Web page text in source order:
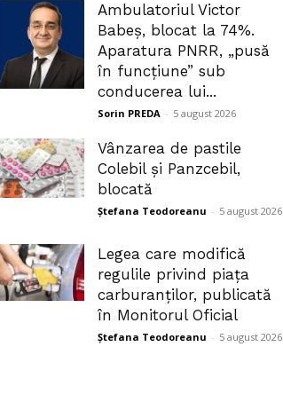
Ambulatoriul Victor
Babeș, blocat la 74%.
Aparatura PNRR, „pusă
în funcțiune” sub
conducerea lui...
Sorin PREDA - 5 august 2026
Vânzarea de pastile
Colebil și Panzcebil,
blocată
Ștefana Teodoreanu - 5 august 2026
Legea care modifică
regulile privind piața
carburanților, publicată
în Monitorul Oficial
Ștefana Teodoreanu - 5 august 2026